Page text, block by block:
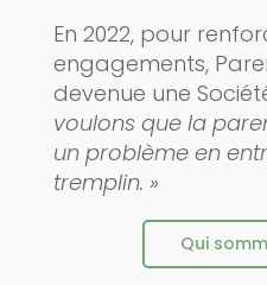
En 2022, pour
engagements,
devenue une
voulons que la
un problème en
tremplin. »
Qui